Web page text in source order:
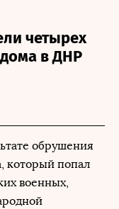
четырех
в ДНР
обрушения
который попал
военных,